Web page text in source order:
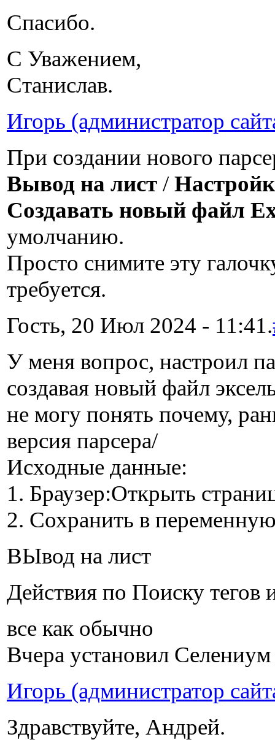
Спасибо.
С Уважением,
Станислав.
Игорь (администратор
При создании нового
Вывод на лист /
Создавать новый файл
умолчанию.
Просто снимите эту
требуется.
Гость, 20 Июл 2024 - 11:41.
У меня вопрос, настроил
создавая новый файл
не могу понять почему,
версия парсера/
Исходные данные:
1. Браузер:Открыть
2. Сохранить в
ВЫвод на лист
Действия по Поиску тегов
все как обычно
Вчера установил
Игорь (администратор
Здравствуйте, Андрей.